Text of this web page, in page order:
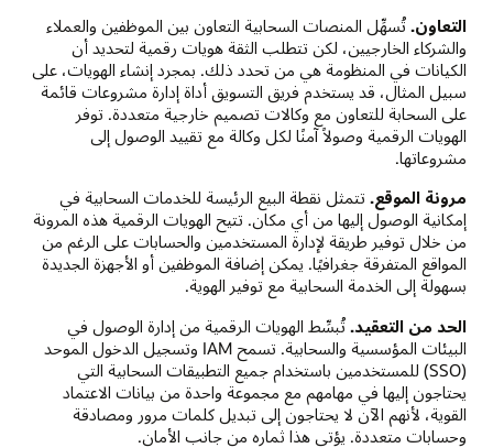
التعاون. تُسهِّل المنصات السحابية التعاون بين الموظفين والعملاء
والشركاء الخارجيين، لكن تتطلب الثقة هويات رقمية لتحديد أن
الكيانات في المنظومة هي من تحدد ذلك. بمجرد إنشاء الهويات، على
سبيل المثال، قد يستخدم فريق التسويق أداة إدارة مشروعات قائمة
على السحابة للتعاون مع وكالات تصميم خارجية متعددة. توفر
الهويات الرقمية وصولاً آمنًا لكل وكالة مع تقييد الوصول إلى
مشروعاتها.
مرونة الموقع. تتمثل نقطة البيع الرئيسة للخدمات السحابية في
إمكانية الوصول إليها من أي مكان. تتيح الهويات الرقمية هذه المرونة
من خلال توفير طريقة لإدارة المستخدمين والحسابات على الرغم من
المواقع المتفرقة جغرافيًا. يمكن إضافة الموظفين أو الأجهزة الجديدة
بسهولة إلى الخدمة السحابية مع توفير الهوية.
الحد من التعقيد. تُبسِّط الهويات الرقمية من إدارة الوصول في
البيئات المؤسسية والسحابية. تسمح IAM وتسجيل الدخول الموحد
(SSO) للمستخدمين باستخدام جميع التطبيقات السحابية التي
يحتاجون إليها في مهامهم مع مجموعة واحدة من بيانات الاعتماد
القوية، لأنهم الآن لا يحتاجون إلى تبديل كلمات مرور ومصادقة
وحسابات متعددة. يؤتي هذا ثماره من جانب الأمان.